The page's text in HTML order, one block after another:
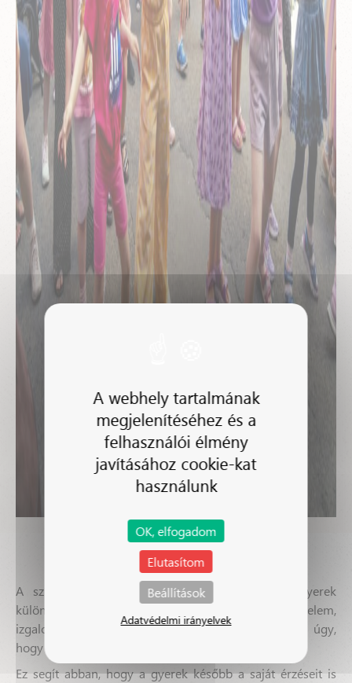
Érzelmek megélése és megértése
A színház biztonságos teret ad arra, hogy a gyerek
különböző érzelmekkel találkozzon. Öröm, félelem,
izgalom vagy szomorúság mind megjelennek, de úgy,
hogy közben nincs valódi veszély, csak megélés.
Ez segít abban, hogy a gyerek később a saját érzéseit is
A webhely tartalmának
megjelenítéséhez és a
felhasználói élmény
javításához cookie-kat
használunk
OK, elfogadom
Elutasítom
Beállítások
Adatvédelmi irányelvek